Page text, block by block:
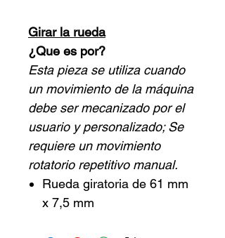
Girar la rueda
¿Que es por?
Esta pieza se utiliza cuando
un movimiento de la máquina
debe ser mecanizado por el
usuario y personalizado; Se
requiere un movimiento
rotatorio repetitivo manual.
Rueda giratoria de 61 mm
x 7,5 mm